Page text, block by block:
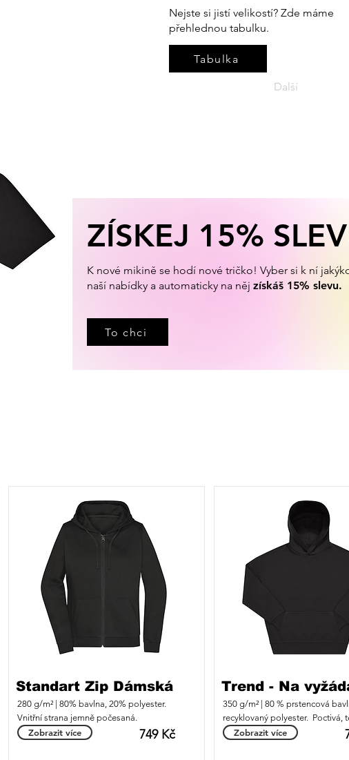
Nejste si jistí velikostí? Zde máme
přehlednou tabulku.
Tabulka
Další
ZÍSKEJ 15%
K nové mikině se hodí nové tričko! Vyber si k ní
naší nabídky a automaticky na něj získáš 15% slevu.
To chci
Standart Zip Dámská
280 g/m² | 80% bavlna, 20% polyester.
Vnitřní strana jemně počesaná.
Zobrazit více 749 Kč
Trend - Na
350 g/m² | 80 % prstencová
recyklovaný polyester.  Poctivá,
která díky předeprané bavlně
Zobrazit více